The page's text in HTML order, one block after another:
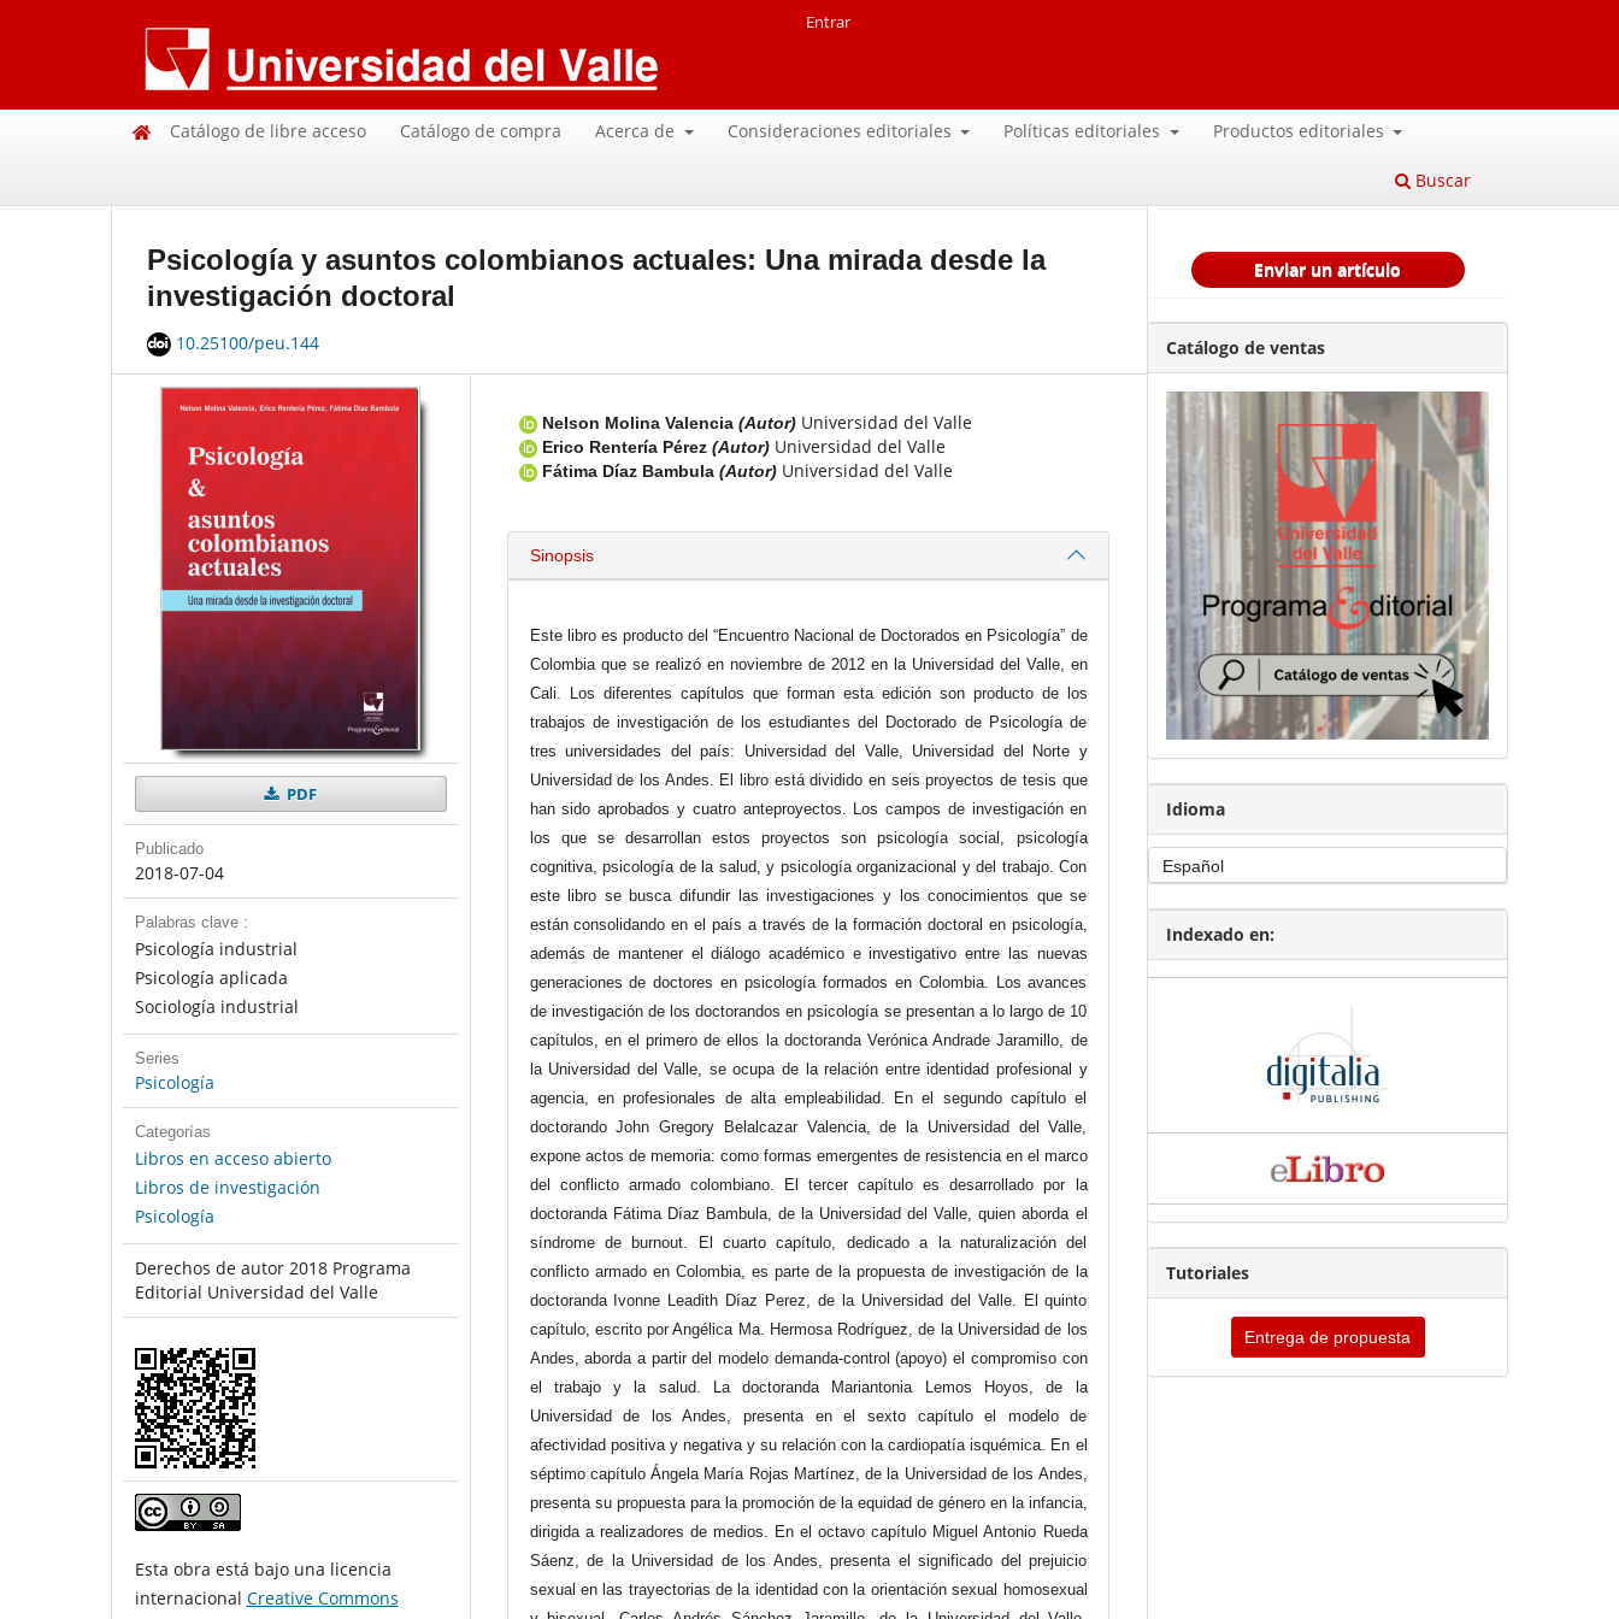
Catálogo de libre acceso Catálogo de compra Acerca de Consideraciones editoriales Políticas editoriales Productos editoriales
Buscar
Entrar
Psicología y asuntos colombianos actuales: Una mirada desde la
investigación doctoral
10.25100/peu.144
PDF
Publicado
2018-07-04
Palabras clave :
Psicología industrial
Psicología aplicada
Sociología industrial
Series
Psicología
Categorías
Libros en acceso abierto
Libros de investigación
Psicología
Derechos de autor 2018 Programa
Editorial Universidad del Valle
Esta obra está bajo una licencia
internacional Creative Commons
Nelson Molina Valencia (Autor) Universidad del Valle
Erico Rentería Pérez (Autor) Universidad del Valle
Fátima Díaz Bambula (Autor) Universidad del Valle
Sinopsis
Este libro es producto del “Encuentro Nacional de Doctorados en Psicología” de
Colombia que se realizó en noviembre de 2012 en la Universidad del Valle, en
Cali. Los diferentes capítulos que forman esta edición son producto de los
trabajos de investigación de los estudiantes del Doctorado de Psicología de
tres universidades del país: Universidad del Valle, Universidad del Norte y
Universidad de los Andes. El libro está dividido en seis proyectos de tesis que
han sido aprobados y cuatro anteproyectos. Los campos de investigación en
los que se desarrollan estos proyectos son psicología social, psicología
cognitiva, psicología de la salud, y psicología organizacional y del trabajo. Con
este libro se busca difundir las investigaciones y los conocimientos que se
están consolidando en el país a través de la formación doctoral en psicología,
además de mantener el diálogo académico e investigativo entre las nuevas
generaciones de doctores en psicología formados en Colombia. Los avances
de investigación de los doctorandos en psicología se presentan a lo largo de 10
capítulos, en el primero de ellos la doctoranda Verónica Andrade Jaramillo, de
la Universidad del Valle, se ocupa de la relación entre identidad profesional y
agencia, en profesionales de alta empleabilidad. En el segundo capítulo el
doctorando John Gregory Belalcazar Valencia, de la Universidad del Valle,
expone actos de memoria: como formas emergentes de resistencia en el marco
del conflicto armado colombiano. El tercer capítulo es desarrollado por la
doctoranda Fátima Díaz Bambula, de la Universidad del Valle, quien aborda el
síndrome de burnout. El cuarto capítulo, dedicado a la naturalización del
conflicto armado en Colombia, es parte de la propuesta de investigación de la
doctoranda Ivonne Leadith Díaz Perez, de la Universidad del Valle. El quinto
capítulo, escrito por Angélica Ma. Hermosa Rodríguez, de la Universidad de los
Andes, aborda a partir del modelo demanda-control (apoyo) el compromiso con
el trabajo y la salud. La doctoranda Mariantonia Lemos Hoyos, de la
Universidad de los Andes, presenta en el sexto capítulo el modelo de
afectividad positiva y negativa y su relación con la cardiopatía isquémica. En el
séptimo capítulo Ángela María Rojas Martínez, de la Universidad de los Andes,
presenta su propuesta para la promoción de la equidad de género en la infancia,
dirigida a realizadores de medios. En el octavo capítulo Miguel Antonio Rueda
Sáenz, de la Universidad de los Andes, presenta el significado del prejuicio
sexual en las trayectorias de la identidad con la orientación sexual homosexual
Enviar un artículo
Catálogo de ventas
Idioma
Indexado en:
Tutoriales
Entrega de propuesta